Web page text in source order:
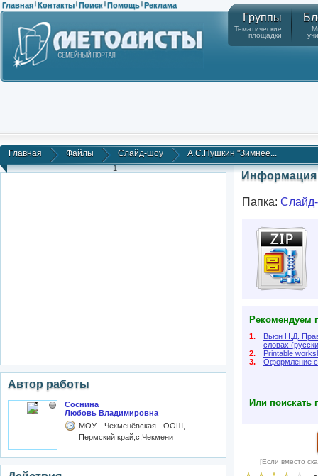
Главная | Контакты | Поиск | Помощь | Реклама
Группы
Тематические
площадки
Главная Файлы Слайд-шоу А.С.Пушкин "Зимнее...
1
Автор работы
Соснина
Любовь Владимировна
МОУ Чекменёвская ООШ,
Пермский край,с.Чекмени
Информация
Папка:
Рекомендуем
1.
Вьюн Н.Д.
словах
2.
Printable
3.
Оформление
Или поискать
[Если вместо